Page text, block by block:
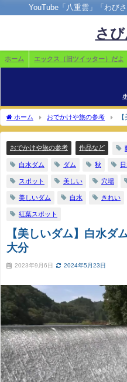
YouTube「八重雲」「わび
さ
ホーム エックス（旧ツイッター）だよ
ホーム おでかけや旅の参考
く 大分
おでかけや旅の参考 作品など
白水ダム ダム 秋
スポット 美しい 穴場
美しいダム 白水 きれい
紅葉スポット
【美しいダム】白水ダ
大分
2023年9月6日 2024年5月23日